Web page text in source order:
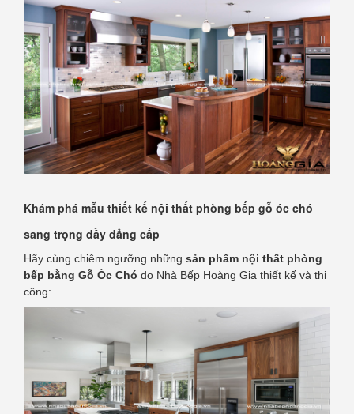
Khám phá mẫu thiết kế nội thất phòng bếp gỗ óc chó
sang trọng đầy đẳng cấp
Hãy cùng chiêm ngưỡng những sản phẩm nội thất phòng
bếp bằng Gỗ Óc Chó do Nhà Bếp Hoàng Gia thiết kế và thi
công: